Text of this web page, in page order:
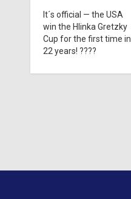
It´s official — the USA
win the Hlinka Gretzky
Cup for the first time in
22 years! ????